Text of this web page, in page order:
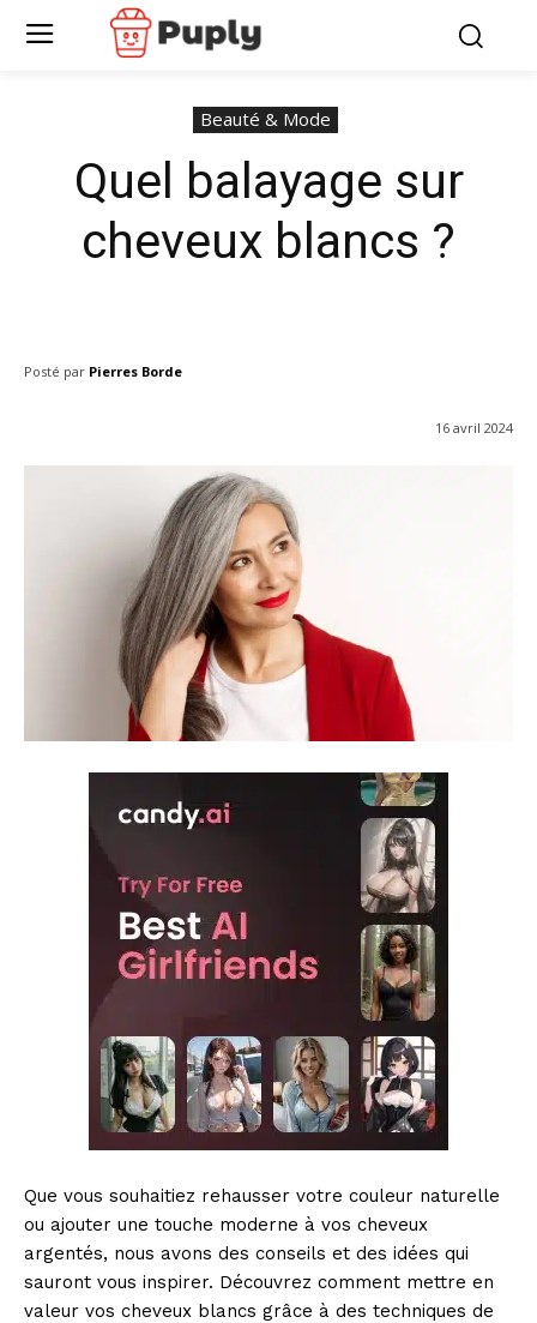
Beauté & Mode
Quel balayage sur
cheveux blancs ?
Posté par Pierres Borde
16 avril 2024
Que vous souhaitiez rehausser votre couleur naturelle
ou ajouter une touche moderne à vos cheveux
argentés, nous avons des conseils et des idées qui
sauront vous inspirer. Découvrez comment mettre en
valeur vos cheveux blancs grâce à des techniques de